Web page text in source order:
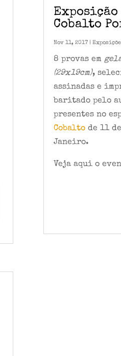
Exposição
Cobalto
Nov 11, 2017 |
8 provas em
(29x19cm),
assinadas e
baritado pelo
presentes no
Cobalto de 11
Janeiro.
Veja aqui o